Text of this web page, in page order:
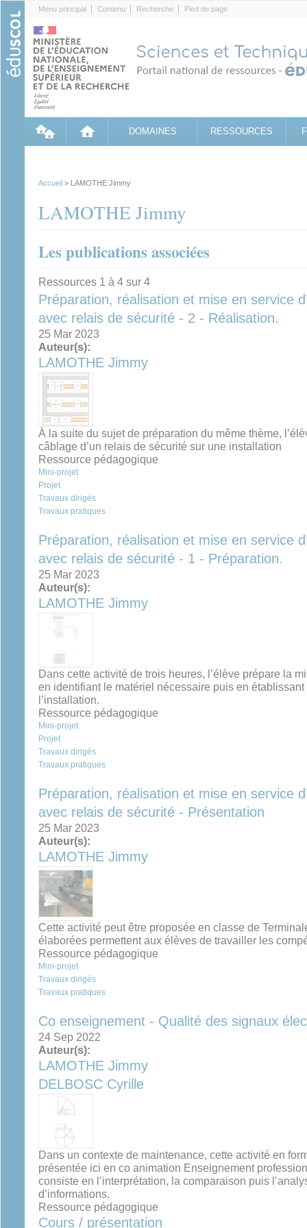
Menu principal Contenu Recherche Pied de page
DOMAINES RESSOURCES
Accueil > LAMOTHE Jimmy
LAMOTHE Jimmy
Les publications associées
Ressources 1 à 4 sur 4
Préparation, réalisation et mise en service
avec relais de sécurité - 2 - Réalisation.
25 Mar 2023
Auteur(s):
LAMOTHE Jimmy
À la suite du sujet de préparation du même thème,
câblage d’un relais de sécurité sur une installation
Ressource pédagogique
Mini-projet
Projet
Travaux dirigés
Travaux pratiques
Préparation, réalisation et mise en service
avec relais de sécurité - 1 - Préparation.
25 Mar 2023
Auteur(s):
LAMOTHE Jimmy
Dans cette activité de trois heures, l’élève prépare la
en identifiant le matériel nécessaire puis en
l’installation.
Ressource pédagogique
Mini-projet
Projet
Travaux dirigés
Travaux pratiques
Préparation, réalisation et mise en service
avec relais de sécurité - Présentation
25 Mar 2023
Auteur(s):
LAMOTHE Jimmy
Cette activité peut être proposée en classe de
élaborées permettent aux élèves de travailler les
Ressource pédagogique
Mini-projet
Travaux dirigés
Travaux pratiques
Co enseignement - Qualité des signaux
24 Sep 2022
Auteur(s):
LAMOTHE Jimmy
DELBOSC Cyrille
Dans un contexte de maintenance, cette activité en
présentée ici en co animation Enseignement
consiste en l’interprétation, la comparaison puis
d’informations.
Ressource pédagogique
Cours / présentation